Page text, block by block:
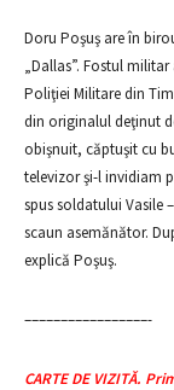
Doru Poşuş are în
„Dallas”. Fostul
Poliţiei Militare din
din originalul deţinut
obişnuit, căptuşit cu
televizor şi-l invidiam
spus soldatului Vasile
scaun asemănător.
explică Poşuş.
–––––––––––––––––-
CARTE DE VIZITĂ.